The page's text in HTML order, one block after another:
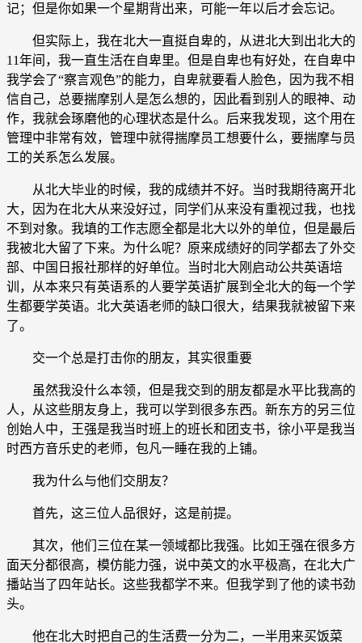
记；但是你如果一个星期背出来，可能一年以后才会忘记。
但实际上，我在北大一直挺自卑的，从进北大到出北大的
11年间，我一直生活在自卑里。但是自卑也有好处，在自卑中
我学会了“察言观色”的能力，自卑就要看人脸色，因为我不相
信自己，总要揣摩别人是怎么想的，因此看到别人的眼神、动
作，我就会琢磨他的心理状态是什么。后来我发现，这个用在
管理中非常有效，管理中就得揣摩员工想要什么，要揣摩与员
工的关系怎么发展。
从北大毕业的时候，我的成绩并不好。当时我期待离开北
大，因为在北大从来没好过，同学们从来没有重视过我，也找
不到对象。我填的工作志愿全都是北大以外的单位，但是最后
我被北大留了下来。为什么呢？原来成绩好的同学都去了外交
部、中国日报社那样的好单位。当时北大刚启动公共英语培
训，从本来只有英语系的人要学英语扩展到全北大的每一个学
生都要学英语。北大英语老师的缺口很大，结果我就被留下来
了。
交一个总是打击你的朋友，其实很重要
虽然我没什么本领，但是我交到的朋友都是水平比我高的
人，从这些朋友身上，我可以学到很多东西。新东方的另三位
创始人中，王强是我当时班上的班长和团支书，徐小平是我当
时西方音乐史的老师，包凡一睡在我的上铺。
我为什么与他们交朋友？
首先，这三位人品很好，这是前提。
其次，他们三位在某一领域都比我强。比如王强在很多方
面天分都很高，模仿能力强，说中英文的水平极高，在北大广
播站当了四年站长。这些我都学不来。但我学到了他的读书劲
头。
他在北大时把自己的生活费一分为二，一半用来买饭菜